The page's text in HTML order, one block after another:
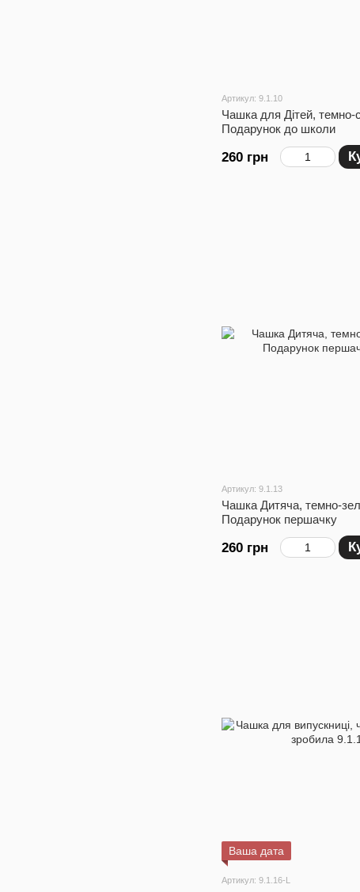
Артикул: 9.1.10
Чашка для Дітей, темно-
Подарунок до школи
260 грн
Артикул: 9.1.13
Чашка Дитяча, темно-
Подарунок першачку
260 грн
Ваша дата
Артикул: 9.1.16-L